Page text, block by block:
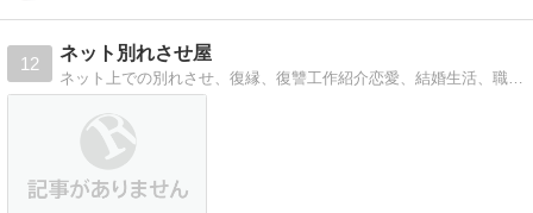
12
ネット別れさせ屋